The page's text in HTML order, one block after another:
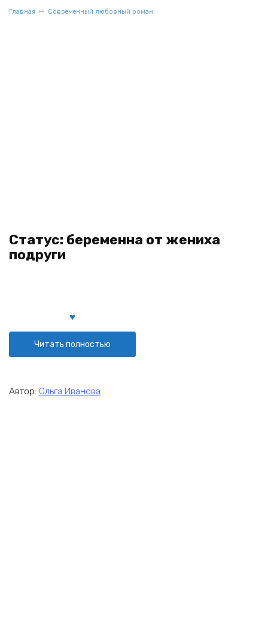
Главная Современный любовный роман
Статус: беременна от жениха
подруги
Читать полностью
Автор: Ольга Иванова